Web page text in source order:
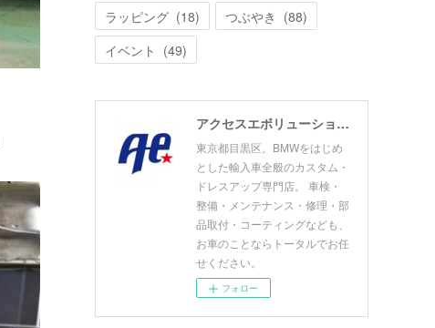
ラッピング (18) つぶやき (88)
イベント (49)
アクセスエボリューション目黒店 ACCESS EVOLUTION MEGURO
東京都目黒区。BMWをはじめ
とした輸入車全般のカスタム・
ドレスアップ専門店。 車検・
整備・メンテナンス・修理・部
品取付・コーティングなども、
お車のことならトータルでお任
せください。
フォロー